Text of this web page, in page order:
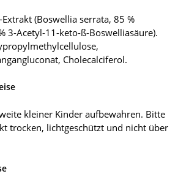
(Boswellia serrata, 85 %
3-Acetyl-11-keto-ß-Boswelliasäure).
Cholecalciferol.
kleiner Kinder aufbewahren. Bitte
trocken, lichtgeschützt und nicht über